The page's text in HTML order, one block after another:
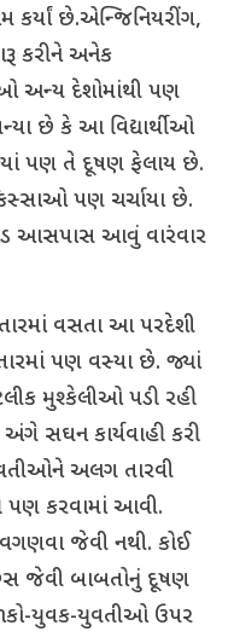
કર્યાં છે.એન્જિનિયરીંગ,
કરીને અનેક
અન્ય દેશોમાંથી પણ
છે કે આ વિદ્યાર્થીઓ
પણ તે દૂષણ ફેલાય છે.
પણ ચર્ચાયા છે.
આસપાસ આવું વારંવાર
વસતા આ પરદેશી
પણ વસ્યા છે. જ્યાં
મુશ્કેલીઓ પડી રહી
સઘન કાર્યવાહી કરી
અલગ તારવી
પણ કરવામાં આવી.
જેવી નથી. કોઈ
જેવી બાબતોનું દૂષણ
યુવક-યુવતીઓ ઉપર